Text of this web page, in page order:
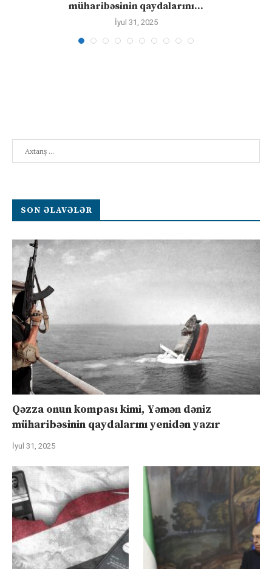
müharibəsinin qaydalarını...
İyul 31, 2025
SON ƏLAVƏLƏR
Qəzza onun kompası kimi, Yəmən dəniz
müharibəsinin qaydalarını yenidən yazır
İyul 31, 2025